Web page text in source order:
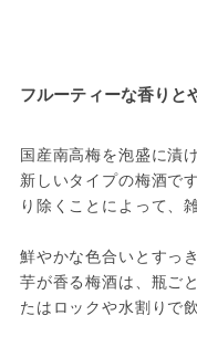
フルーティーな香りと
国産南高梅を泡盛に漬
新しいタイプの梅酒で
り除くことによって、
鮮やかな色合いとすっ
芋が香る梅酒は、瓶ご
たはロックや水割りで